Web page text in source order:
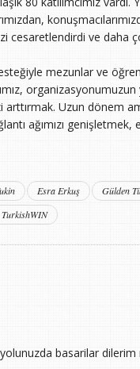
cesaretlendirdi ve daha
mezunlar ve
organizasyonumuzun
Uzun dönem
ağımızı
Esra Erkuş Gülden
TurkishWIN
basarilar